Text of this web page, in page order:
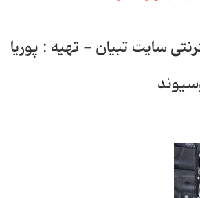
سایت تبیان - تهیه : پوریا